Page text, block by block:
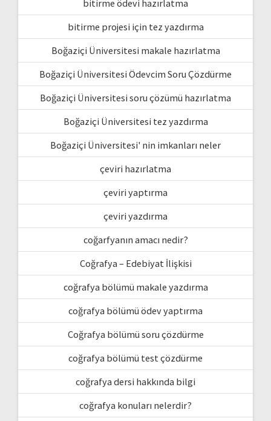
bitirme ödevi hazırlatma
bitirme projesi için tez yazdırma
Boğaziçi Üniversitesi makale hazırlatma
Boğaziçi Üniversitesi Ödevcim Soru Çözdürme
Boğaziçi Üniversitesi soru çözümü hazırlatma
Boğaziçi Üniversitesi tez yazdırma
Boğaziçi Üniversitesi' nin imkanları neler
çeviri hazırlatma
çeviri yaptırma
çeviri yazdırma
coğarfyanın amacı nedir?
Coğrafya – Edebiyat İlişkisi
coğrafya bölümü makale yazdırma
coğrafya bölümü ödev yaptırma
Coğrafya bölümü soru çözdürme
coğrafya bölümü test çözdürme
coğrafya dersi hakkında bilgi
coğrafya konuları nelerdir?